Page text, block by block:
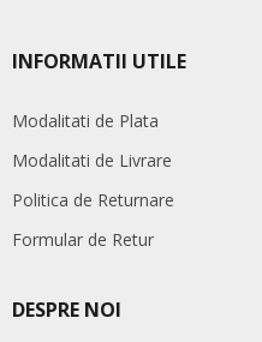
INFORMATII UTILE
Modalitati de Plata
Modalitati de Livrare
Politica de Returnare
Formular de Retur
DESPRE NOI